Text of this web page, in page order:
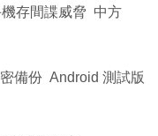
機存間諜威脅 中方
備份 Android 測試版